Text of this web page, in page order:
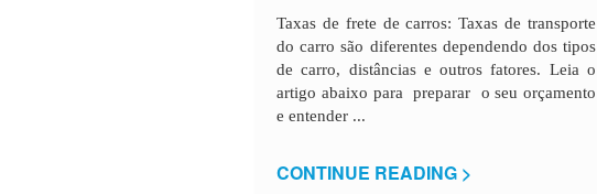
Taxas de frete de carros: Taxas de transporte
do carro são diferentes dependendo dos tipos
de carro, distâncias e outros fatores. Leia o
artigo abaixo para preparar o seu orçamento
e entender ...
CONTINUE READING >